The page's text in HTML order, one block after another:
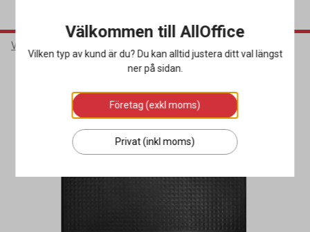
Varumärken
Välkommen till AllOffice
Vilken typ av kund är du? Du kan alltid justera ditt val längst
ner på sidan.
Företag (exkl moms)
Privat (inkl moms)